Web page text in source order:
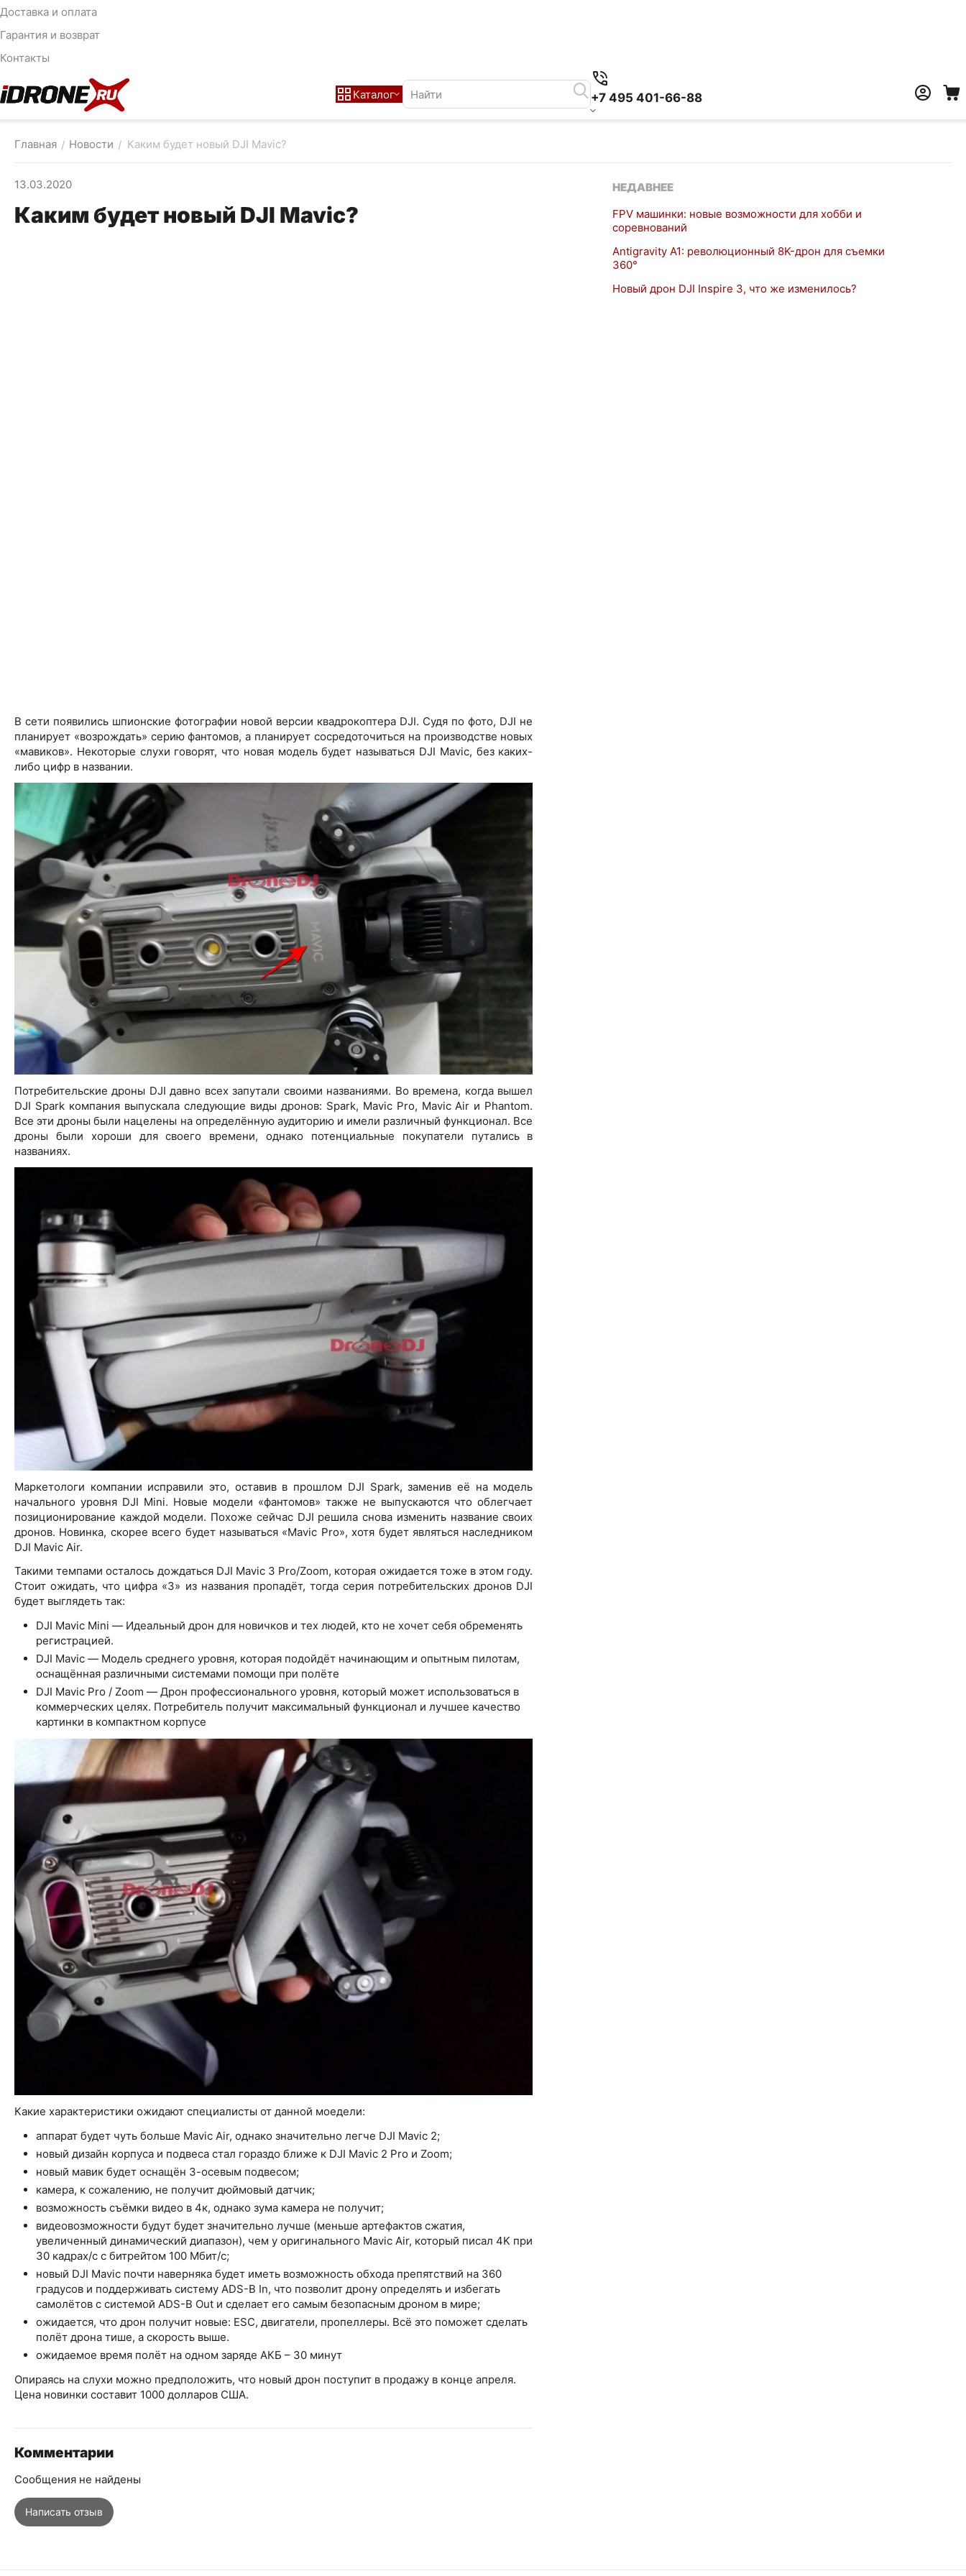
Доставка и оплата
Гарантия и возврат
Контакты
Каталог +7 495 401-66-88
Главная / Новости / Каким будет новый DJI Mavic?
13.03.2020
Каким будет новый DJI Mavic?
В сети появились шпионские фотографии новой версии квадрокоптера DJI. Судя по фото, DJI не
планирует «возрождать» серию фантомов, а планирует сосредоточиться на производстве новых
«мавиков». Некоторые слухи говорят, что новая модель будет называться DJI Mavic, без каких-
либо цифр в названии.
Потребительские дроны DJI давно всех запутали своими названиями. Во времена, когда вышел
DJI Spark компания выпускала следующие виды дронов: Spark, Mavic Pro, Mavic Air и Phantom.
Все эти дроны были нацелены на определённую аудиторию и имели различный функционал. Все
дроны были хороши для своего времени, однако потенциальные покупатели путались в
названиях.
Маркетологи компании исправили это, оставив в прошлом DJI Spark, заменив её на модель
начального уровня DJI Mini. Новые модели «фантомов» также не выпускаются что облегчает
позиционирование каждой модели. Похоже сейчас DJI решила снова изменить название своих
дронов. Новинка, скорее всего будет называться «Mavic Pro», хотя будет являться наследником
DJI Mavic Air.
Такими темпами осталось дождаться DJI Mavic 3 Pro/Zoom, которая ожидается тоже в этом году.
Стоит ожидать, что цифра «3» из названия пропадёт, тогда серия потребительских дронов DJI
будет выглядеть так:
DJI Mavic Mini — Идеальный дрон для новичков и тех людей, кто не хочет себя обременять
регистрацией.
DJI Mavic — Модель среднего уровня, которая подойдёт начинающим и опытным пилотам,
оснащённая различными системами помощи при полёте
DJI Mavic Pro / Zoom — Дрон профессионального уровня, который может использоваться в
коммерческих целях. Потребитель получит максимальный функционал и лучшее качество
картинки в компактном корпусе
Какие характеристики ожидают специалисты от данной моедели:
аппарат будет чуть больше Mavic Air, однако значительно легче DJI Mavic 2;
новый дизайн корпуса и подвеса стал гораздо ближе к DJI Mavic 2 Pro и Zoom;
новый мавик будет оснащён 3-осевым подвесом;
камера, к сожалению, не получит дюймовый датчик;
возможность съёмки видео в 4к, однако зума камера не получит;
видеовозможности будут будет значительно лучше (меньше артефактов сжатия,
увеличенный динамический диапазон), чем у оригинального Mavic Air, который писал 4K при
30 кадрах/с с битрейтом 100 Мбит/с;
новый DJI Mavic почти наверняка будет иметь возможность обхода препятствий на 360
градусов и поддерживать систему ADS-B In, что позволит дрону определять и избегать
самолётов с системой ADS-B Out и сделает его самым безопасным дроном в мире;
ожидается, что дрон получит новые: ESC, двигатели, пропеллеры. Всё это поможет сделать
полёт дрона тише, а скорость выше.
ожидаемое время полёт на одном заряде АКБ – 30 минут
Опираясь на слухи можно предположить, что новый дрон поступит в продажу в конце апреля.
Цена новинки составит 1000 долларов США.
Комментарии
Сообщения не найдены
Написать отзыв
НЕДАВНЕЕ
FPV машинки: новые возможности для хобби и
соревнований
Antigravity A1: революционный 8K-дрон для съемки
360°
Новый дрон DJI Inspire 3, что же изменилось?